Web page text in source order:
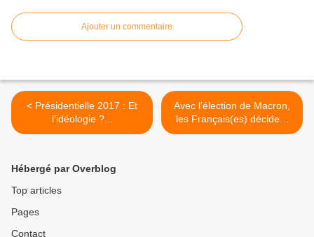
Ajouter un commentaire
< Présidentielle 2017 : Et
l’idéologie ?...
Avec l’élection de Macron,
les Français(es) décident
d’entrer dans le XXI ème
Hébergé par Overblog
Top articles
Pages
Contact